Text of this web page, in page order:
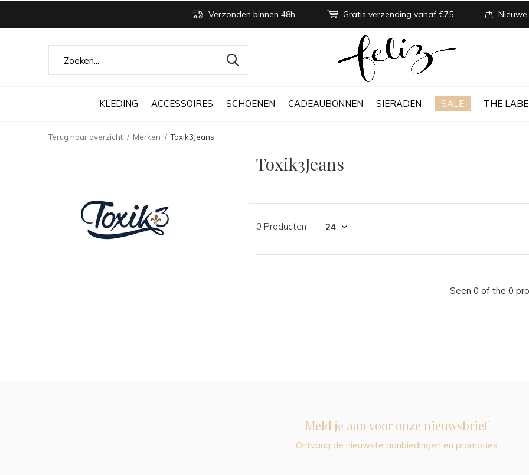
KLEDING ACCESSOIRES SCHOENEN CADEAUBONNEN SIERADEN SALE THE
Verzonden binnen 48h Gratis verzending vanaf €75
Terug naar overzicht Merken Toxik3Jeans
Toxik3Jeans
0 Producten
Seen 0 of the 0
Meld je aan voor onze nieuwsbrief
Ontvang de nieuwste aanbiedingen en promoties